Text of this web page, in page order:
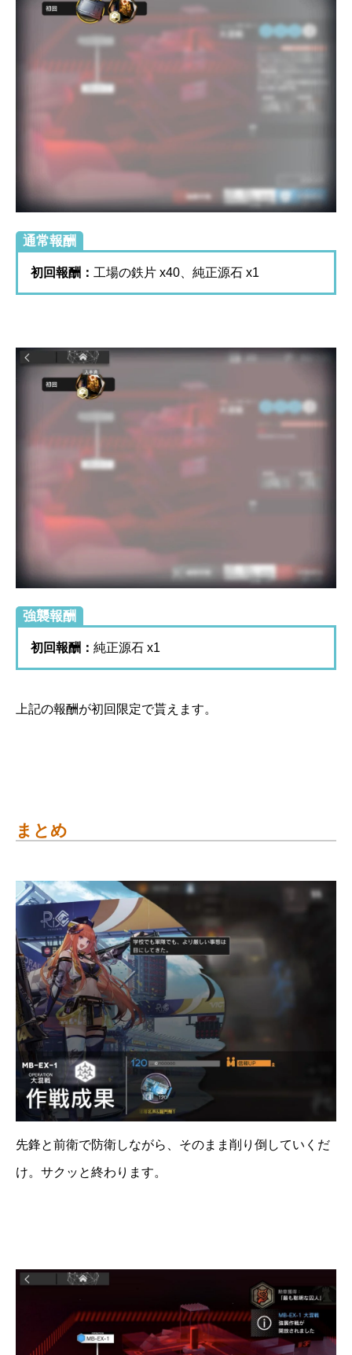
通常報酬
初回報酬： 工場の鉄片 x40、純正源石 x1
強襲報酬
初回報酬： 純正源石 x1
上記の報酬が初回限定で貰えます。
まとめ
先鋒と前衛で防衛しながら、そのまま削り倒していくだ
け。サクッと終わります。